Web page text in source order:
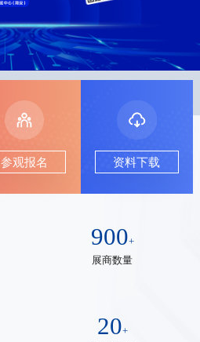
参观报名 资料下载
900+
展商数量
20+